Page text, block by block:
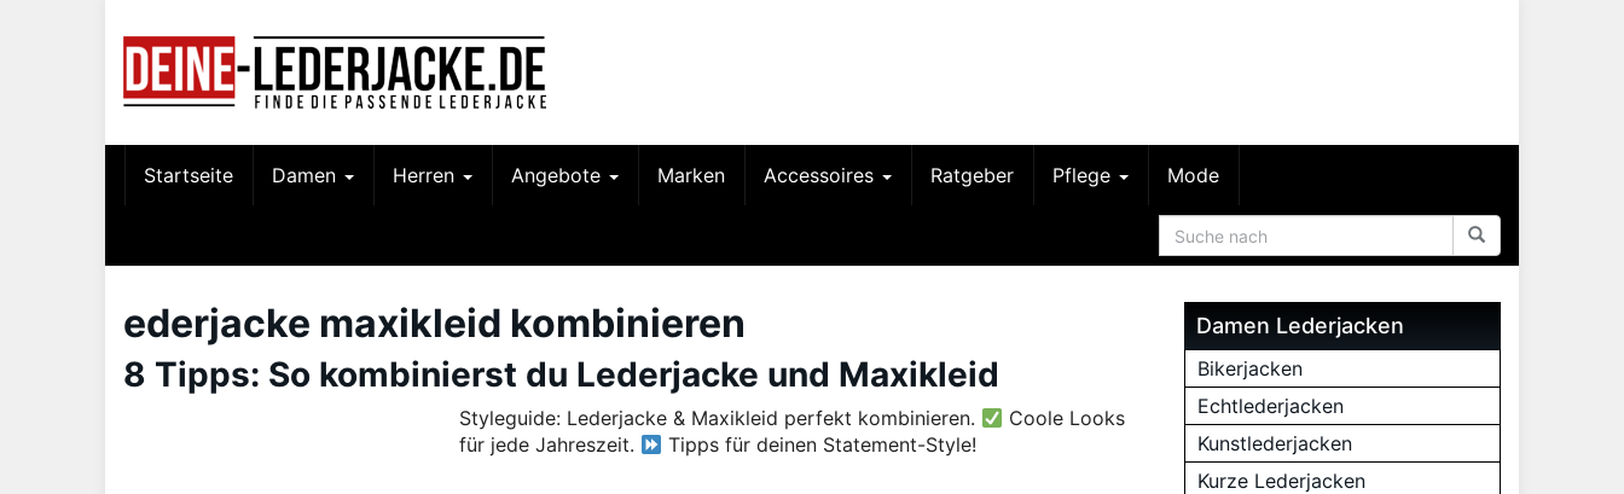
Startseite Damen Herren Angebote Marken Accessoires Ratgeber Pflege Mode
ederjacke maxikleid kombinieren
8 Tipps: So kombinierst du Lederjacke und Maxikleid
Styleguide: Lederjacke & Maxikleid perfekt kombinieren.
Coole Looks
für jede Jahreszeit.
Tipps für deinen Statement-Style!
Damen Lederjacken
Bikerjacken
Echtlederjacken
Kunstlederjacken
Kurze Lederjacken